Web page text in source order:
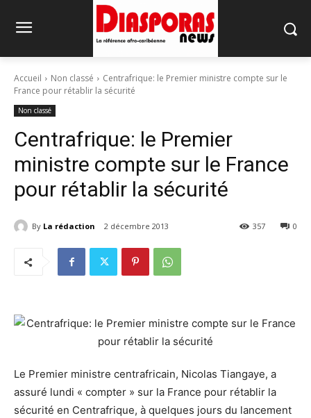
Accueil Non classé
Centrafrique: le Premier ministre compte sur le
France pour rétablir la sécurité
Non classé
Centrafrique: le Premier
ministre compte sur le France
pour rétablir la sécurité
By La rédaction 2 décembre 2013 0
357
Le Premier ministre centrafricain, Nicolas Tiangaye, a
assuré lundi « compter » sur la France pour rétablir la
sécurité en Centrafrique, à quelques jours du lancement